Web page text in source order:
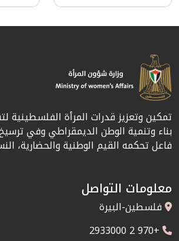
تمكين وتعزيز قدرات المرأة
بناء وتنمية الوطن الديمقراطي وفي
فاعل تحكمه القيم الوطنية والحضارية،
معلومات التواصل
فلسطين-البيرة
+970 2 2933000